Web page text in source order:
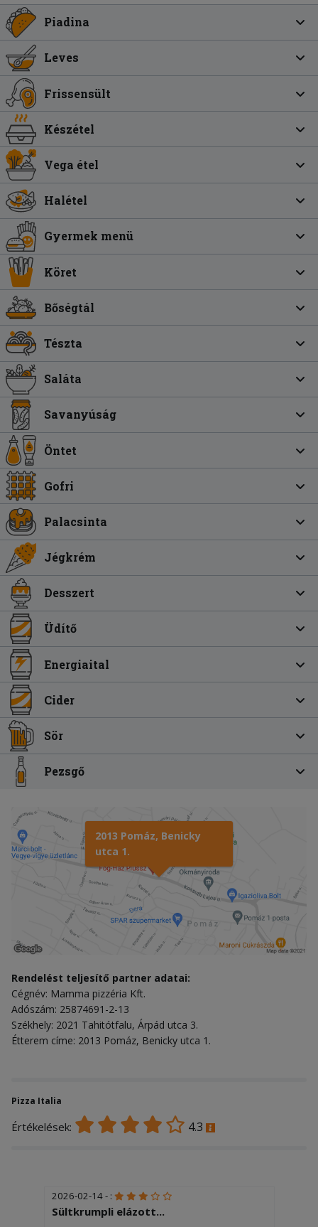
Piadina
Leves
Frissensült
Készétel
Vega étel
Halétel
Gyermek menü
Köret
Bőségtál
Tészta
Saláta
Savanyúság
Öntet
Gofri
Palacsinta
Jégkrém
Desszert
Üdítő
Energiaital
Cider
Sör
Pezsgő
2013 Pomáz, Benicky
utca 1.
Rendelést teljesítő partner adatai:
Cégnév: Mamma pizzéria Kft.
Adószám: 25874691-2-13
Székhely: 2021 Tahitótfalu, Árpád utca 3.
Étterem címe: 2013 Pomáz, Benicky utca 1.
Pizza Italia
Értékelések: 4.3
2026-02-14 - :
Sültkrumpli elázott...